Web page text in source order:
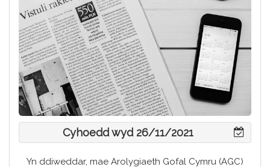
Cyhoedd wyd 26/11/2021
Yn ddiweddar, mae Arolygiaeth Gofal Cymru (AGC)